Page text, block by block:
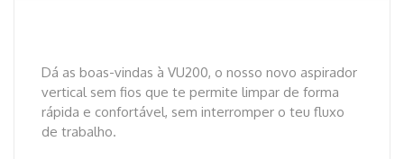
Dá as boas-vindas à VU200, o nosso novo aspirador
vertical sem fios que te permite limpar de forma
rápida e confortável, sem interromper o teu fluxo
de trabalho.